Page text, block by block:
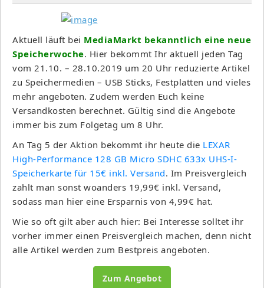
Aktuell läuft bei MediaMarkt bekanntlich eine neue
Speicherwoche. Hier bekommt Ihr aktuell jeden Tag
vom 21.10. – 28.10.2019 um 20 Uhr reduzierte Artikel
zu Speichermedien – USB Sticks, Festplatten und vieles
mehr angeboten. Zudem werden Euch keine
Versandkosten berechnet. Gültig sind die Angebote
immer bis zum Folgetag um 8 Uhr.
An Tag 5 der Aktion bekommt ihr heute die LEXAR
High-Performance 128 GB Micro SDHC 633x UHS-I-
Speicherkarte für 15€ inkl. Versand. Im Preisvergleich
zahlt man sonst woanders 19,99€ inkl. Versand,
sodass man hier eine Ersparnis von 4,99€ hat.
Wie so oft gilt aber auch hier: Bei Interesse solltet ihr
vorher immer einen Preisvergleich machen, denn nicht
alle Artikel werden zum Bestpreis angeboten.
Zum Angebot